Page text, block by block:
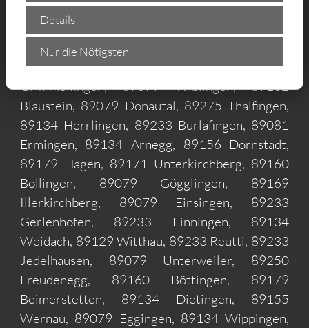
Schwaighofen, 89160 Himmelweiler, 89075
Böfingen, 89081 Jungingen, 89134 Ehrenstein,
89081 Mähringen, 89233 Pfuhl, 89231
Ludwigsfeld, 89134 Klingenstein, 89081
Grimmelfingen, 89079 Wiblingen, 89132
Blaustein, 89079 Donautal, 89275 Thalfingen,
89134 Herrlingen, 89233 Burlafingen, 89081
Ermingen, 89134 Arnegg, 89156 Dornstadt,
89179 Hagen, 89171 Unterkirchberg, 89160
Bollingen, 89079 Gögglingen, 89169
Illerkirchberg, 89079 Einsingen, 89233
Gerlenhofen, 89233 Finningen, 89134
Weidach, 89129 Witthau, 89233 Reutti, 89233
Jedelhausen, 89079 Unterweiler, 89250
Freudenegg, 89160 Böttingen, 89179
Beimerstetten, 89134 Dietingen, 89155
Wernau, 89079 Eggingen, 89134 Wippingen,
Details
Nur die Nötigsten